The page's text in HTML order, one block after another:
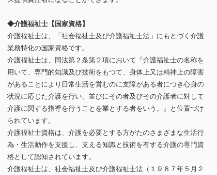
◆介護福祉士【国家資格】
介護福祉士は、「社会福祉士及び介護福祉士法」にもとづく介護
業務特化の国家資格です。
介護福祉士は、同法第２条第２項において『介護福祉士の名称を
用いて、専門的知識及び技術をもつて、身体上又は精神上の障害
があることにより日常生活を営むのに支障がある者につき心身の
状況に応じた介護を行い、並びにその者及びその介護者に対して
介護に関する指導を行うことを業とする者をいう。』と位置づけ
られています。
介護福祉士資格は、介護を必要とする方がたのさまざまな生活行
為・生活動作を支援し、支える知識と技術を有する介護の専門資
格として認知されています。
介護福祉士は、社会福祉士及び介護福祉士法（１９８７年５月２